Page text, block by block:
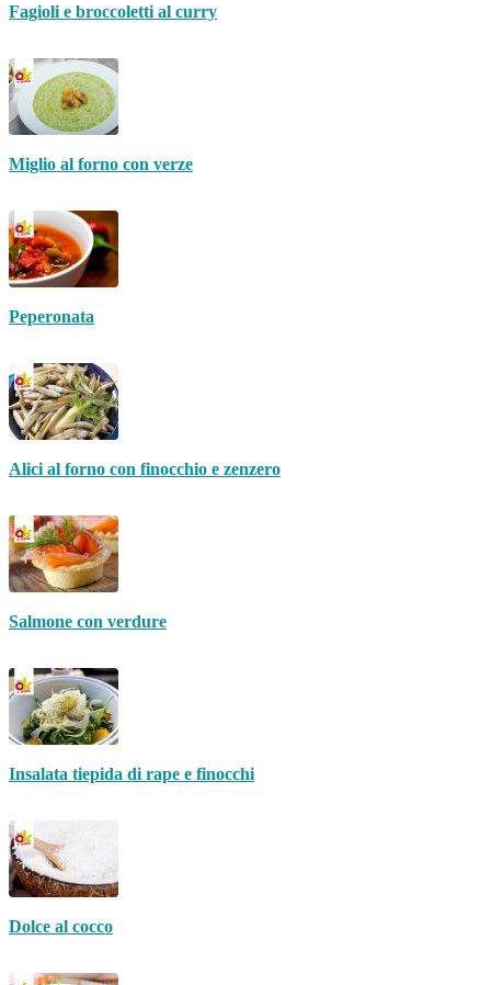
Fagioli e broccoletti al curry
Miglio al forno con verze
Peperonata
Alici al forno con finocchio e zenzero
Salmone con verdure
Insalata tiepida di rape e finocchi
Dolce al cocco